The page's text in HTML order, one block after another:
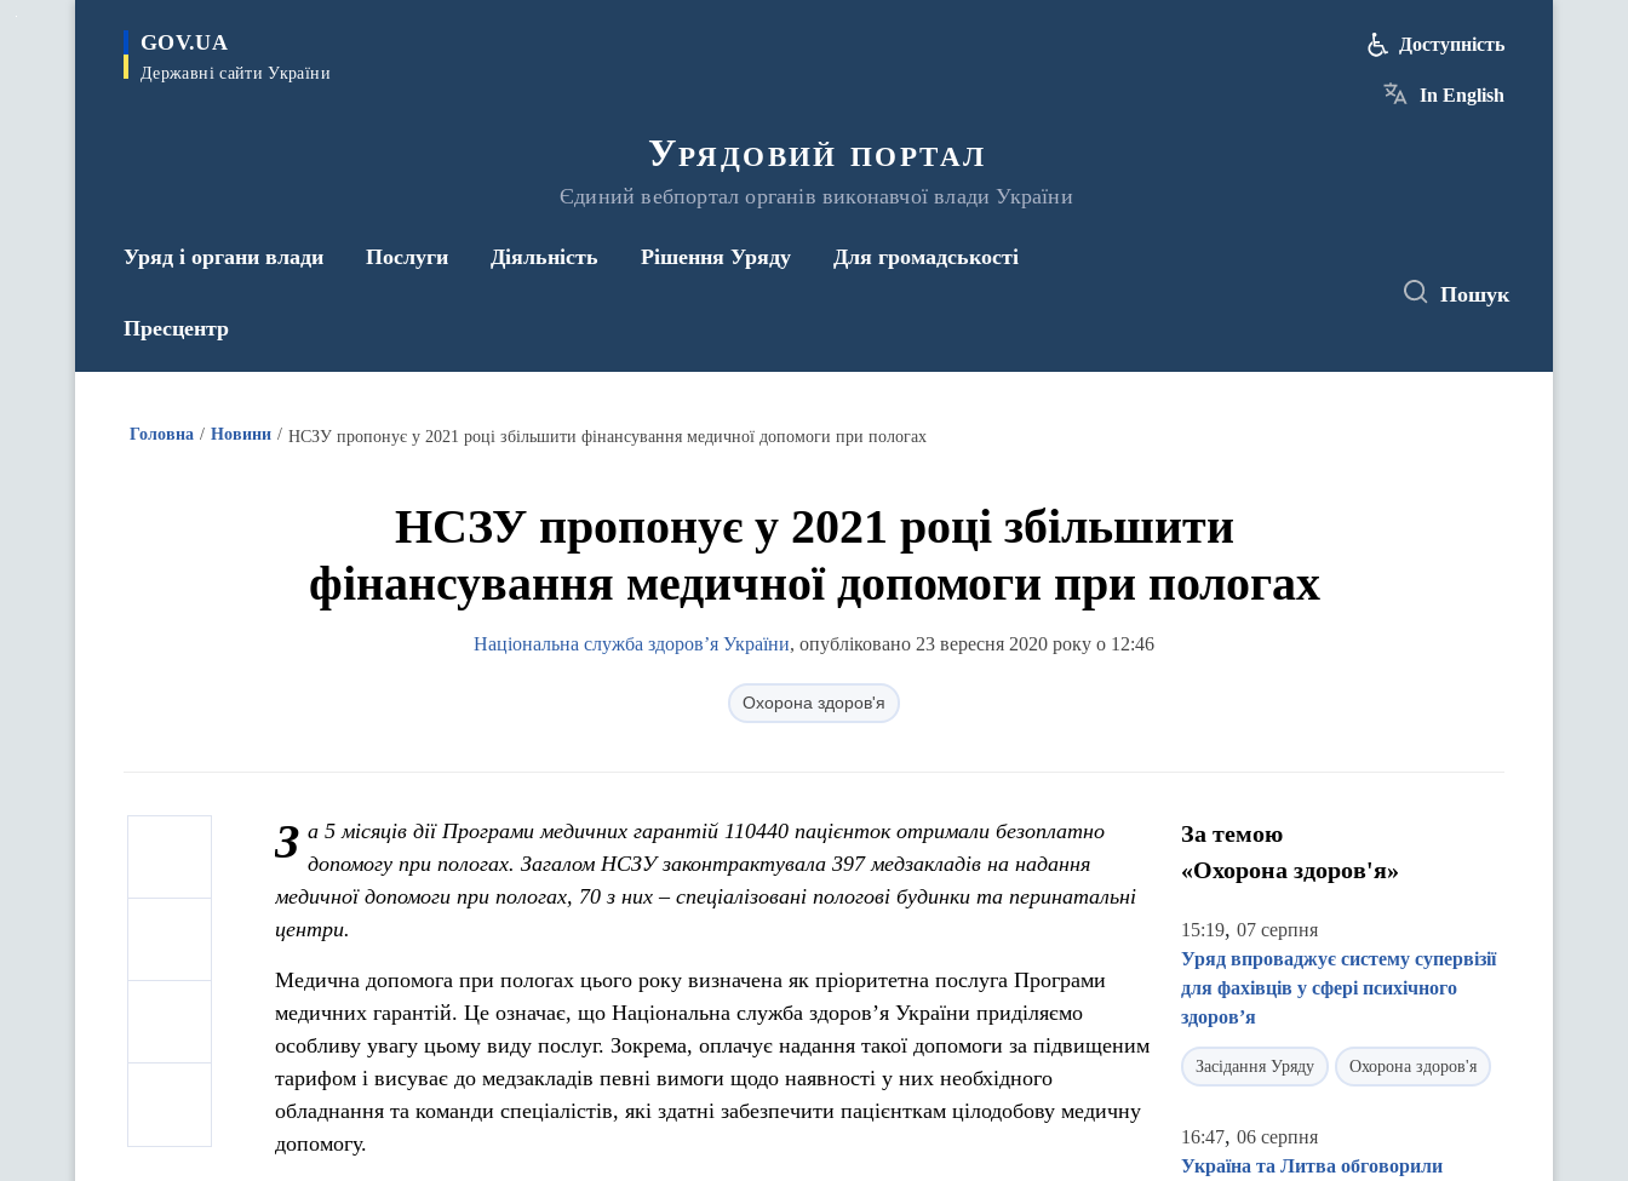
GOV.UA
Державні сайти України
Урядовий портал
Єдиний вебпортал органів виконавчої влади України
Доступність
In English
Уряд і органи влади Послуги Діяльність Рішення Уряду Для громадськості
Пресцентр
Пошук
Головна Новини НСЗУ пропонує у 2021 році збільшити фінансування медичної допомоги при пологах
НСЗУ пропонує у 2021 році збільшити
фінансування медичної допомоги при пологах
Національна служба здоров’я України, опубліковано 23 вересня 2020 року о 12:46
Охорона здоров'я
З а 5 місяців дії Програми медичних гарантій 110440 пацієнток отримали безоплатно
допомогу при пологах. Загалом НСЗУ законтрактувала 397 медзакладів на надання
медичної допомоги при пологах, 70 з них – спеціалізовані пологові будинки та перинатальні
центри.
Медична допомога при пологах цього року визначена як пріоритетна послуга Програми
медичних гарантій. Це означає, що Національна служба здоров’я України приділяємо
особливу увагу цьому виду послуг. Зокрема, оплачує надання такої допомоги за підвищеним
тарифом і висуває до медзакладів певні вимоги щодо наявності у них необхідного
обладнання та команди спеціалістів, які здатні забезпечити пацієнткам цілодобову медичну
допомогу.
За темою
«Охорона здоров'я»
15:19, 07 серпня
Уряд впроваджує систему супервізії
для фахівців у сфері психічного
здоров’я
Засідання Уряду Охорона здоров'я
16:47, 06 серпня
Україна та Литва обговорили